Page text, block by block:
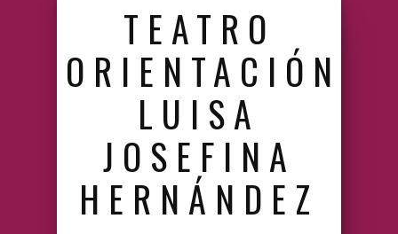
TEATRO
ORIENTACIÓN
LUISA
JOSEFINA
HERNÁNDEZ